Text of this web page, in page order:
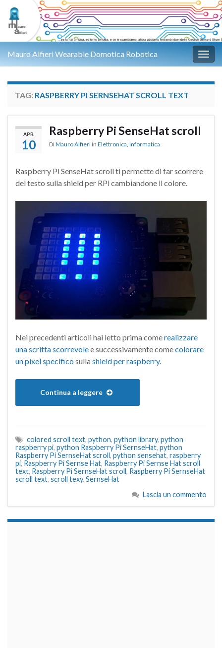
Mauro Alfieri Wearable Domotica Robotica
TAG: RASPBERRY PI SERNSEHAT SCROLL TEXT
APR
10
Raspberry Pi SenseHat scroll
DiMauro Alfieri in Elettronica, Informatica
Raspberry Pi SenseHat scroll ti permette di far scorrere
del testo sulla shield per RPi cambiandone il colore.
Nei precedenti articoli hai letto prima comerealizzare
una scritta scorrevolee successivamente comecolorare
un pixel specifico sulla shield per raspberry.
Continua a leggere
colored scroll text, python, python library, python
raspberry pi, python Raspberry Pi SernseHat, python
Raspberry Pi SernseHat scroll, python sensehat, raspberry
pi, Raspberry Pi Sernse Hat, Raspberry Pi Sernse Hat scroll
text, Raspberry Pi SernseHat scroll, Raspberry Pi SernseHat
scroll text, scroll texy, SernseHat
Lascia un commento